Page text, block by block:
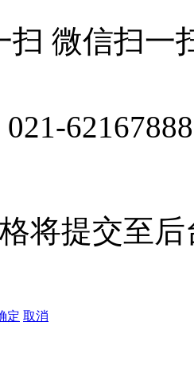
微信扫一
021-62167888
将提交至
定 取消